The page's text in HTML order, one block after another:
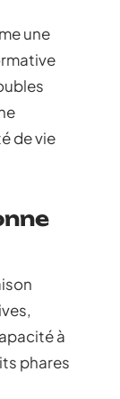
une
de vie
à
phares